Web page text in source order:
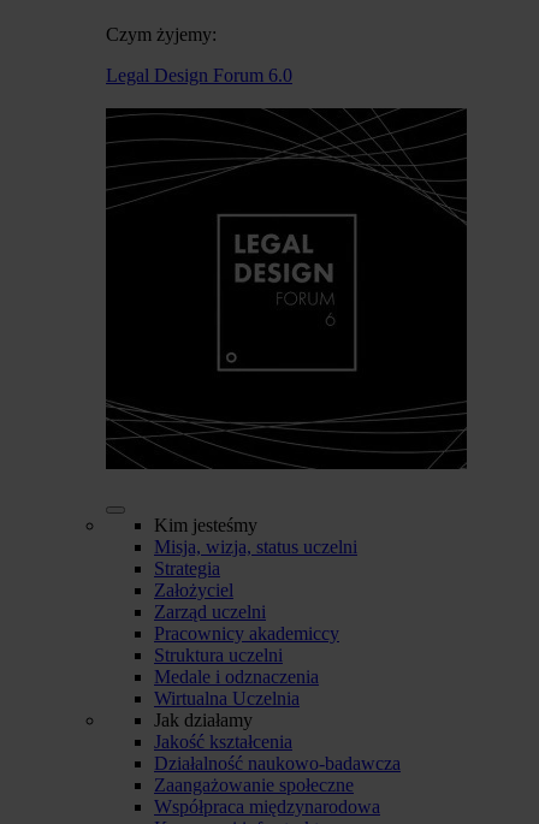
Czym żyjemy:
Legal Design Forum 6.0
Kim jesteśmy
Misja, wizja, status uczelni
Strategia
Założyciel
Zarząd uczelni
Pracownicy akademiccy
Struktura uczelni
Medale i odznaczenia
Wirtualna Uczelnia
Jak działamy
Jakość kształcenia
Działalność naukowo-badawcza
Zaangażowanie społeczne
Współpraca międzynarodowa